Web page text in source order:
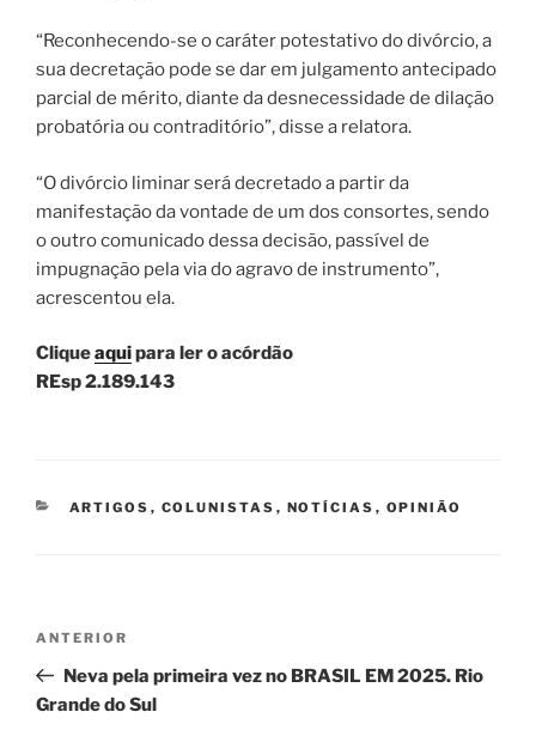
“Reconhecendo-se o caráter potestativo do divórcio, a
sua decretação pode se dar em julgamento antecipado
parcial de mérito, diante da desnecessidade de dilação
probatória ou contraditório”, disse a relatora.
“O divórcio liminar será decretado a partir da
manifestação da vontade de um dos consortes, sendo
o outro comunicado dessa decisão, passível de
impugnação pela via do agravo de instrumento”,
acrescentou ela.
Cliqueaquipara ler o acórdão
REsp 2.189.143
CATEGORIAS
ARTIGOS , COLUNISTAS , NOTÍCIAS , OPINIÃO
Post
Post
anterior
ANTERIOR
Neva pela primeira vez no BRASIL EM 2025. Rio
Grande do Sul